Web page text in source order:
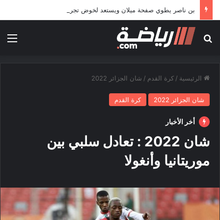
بحث عن
الرئيسية / كرة القدم / شان الجزائر 2022
شان الجزائر 2022 كرة القدم
أخر الأخبار
شان 2022 : تعادل سلبي بين
موريتانيا وأنغولا